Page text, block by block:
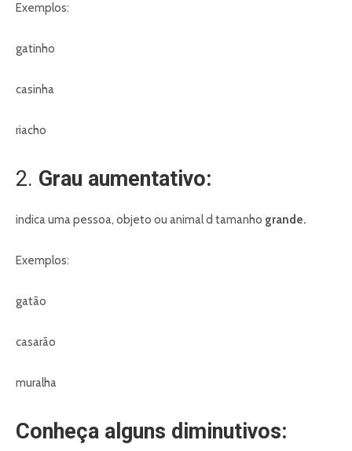
Exemplos:
gatinho
casinha
riacho
2. Grau aumentativo:
indica uma pessoa, objeto ou animal d tamanho grande.
Exemplos:
gatão
casarão
muralha
Conheça alguns diminutivos: